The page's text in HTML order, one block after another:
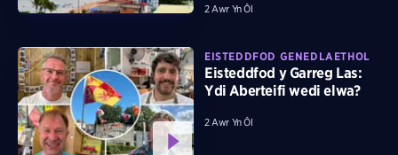
2 Awr Yn Ôl
EISTEDDFOD GENEDLAETHOL
Eisteddfod y Garreg Las:
Ydi Aberteifi wedi elwa?
2 Awr Yn Ôl